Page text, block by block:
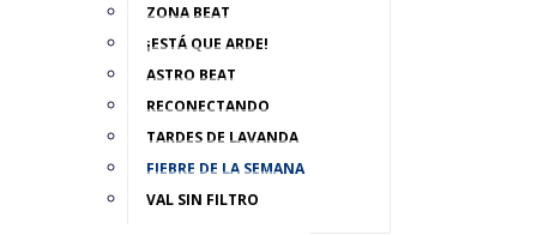
ZONA BEAT
¡ESTÁ QUE ARDE!
ASTRO BEAT
RECONECTANDO
TARDES DE LAVANDA
FIEBRE DE LA SEMANA
VAL SIN FILTRO